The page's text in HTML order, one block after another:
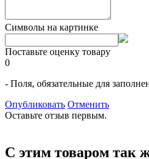
Символы на картинке
Поставьте оценку товару
0
- Поля, обязательные для
Опубликовать Отменить
Оставьте отзыв первым.
С этим товаром так